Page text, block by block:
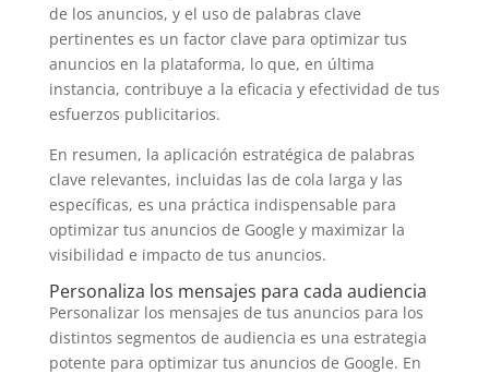
de los anuncios, y el uso de palabras clave
pertinentes es un factor clave para optimizar tus
anuncios en la plataforma, lo que, en última
instancia, contribuye a la eficacia y efectividad de tus
esfuerzos publicitarios.
En resumen, la aplicación estratégica de palabras
clave relevantes, incluidas las de cola larga y las
específicas, es una práctica indispensable para
optimizar tus anuncios de Google y maximizar la
visibilidad e impacto de tus anuncios.
Personaliza los mensajes para cada audiencia
Personalizar los mensajes de tus anuncios para los
distintos segmentos de audiencia es una estrategia
potente para optimizar tus anuncios de Google. En